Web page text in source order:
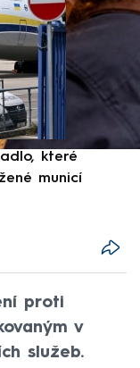
které
municí
proti
v
služeb.